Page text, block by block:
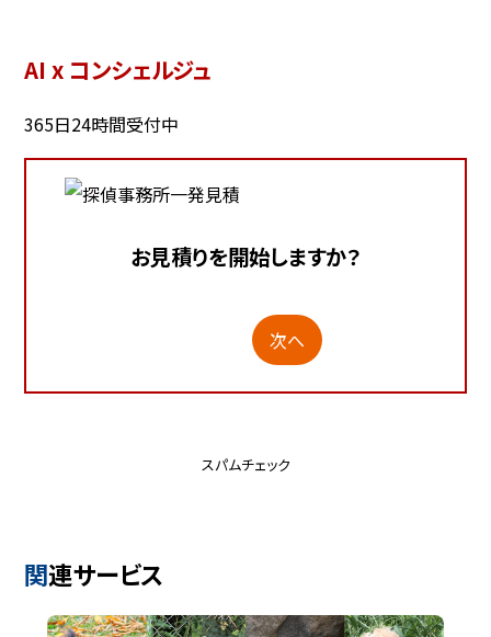
AI x コンシェルジュ
365日24時間受付中
お見積りを開始しますか？
次へ
スパムチェック
関連サービス